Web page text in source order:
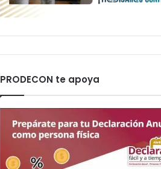
PRODECON te apoya